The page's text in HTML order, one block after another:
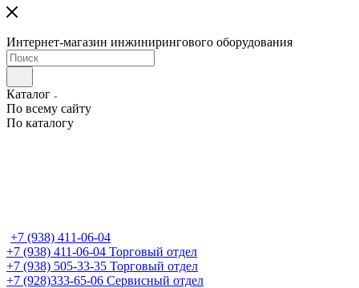
Интернет-магазин инжинирингового оборудования
Каталог
По всему сайту
По каталогу
+7 (938) 411-06-04
+7 (938) 411-06-04 Торговый отдел
+7 (938) 505-33-35 Торговый отдел
+7 (928)333-65-06 Сервисный отдел